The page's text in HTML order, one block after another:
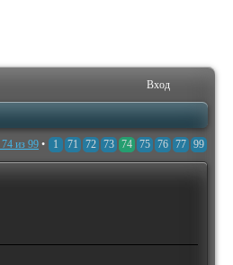
Вход
74 из 99 • 1 71 72 73 74 75 76 77 99